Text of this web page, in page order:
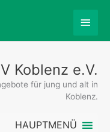
Koblenz e.V.
für jung und alt in
Koblenz.
HAUPTMENÜ